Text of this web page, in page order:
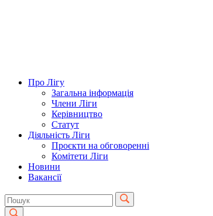
Про Лігу
Загальна інформація
Члени Ліги
Керівництво
Статут
Діяльність Ліги
Проєкти на обговоренні
Комітети Ліги
Новини
Вакансії